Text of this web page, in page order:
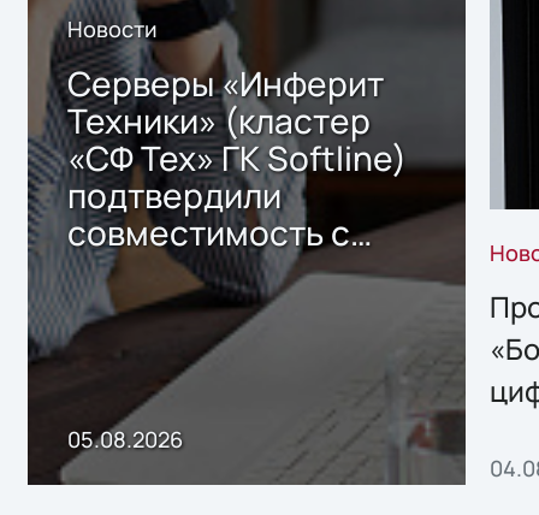
Новости
Серверы «Инферит
Техники» (кластер
«СФ Тех» ГК Softline)
подтвердили
совместимость с
решением Sharx
Storage 2.x для
хранения данных
05.08.2026